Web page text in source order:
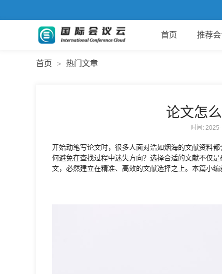
首页 推荐
首页 > 热门文章
论文怎
时间:
开始动笔写论文时，很多人面对浩如烟海的文献资料
何避免在查找过程中迷失方向？选择合适的文献不仅
文，必然建立在精准、高效的文献选择之上。本篇小编